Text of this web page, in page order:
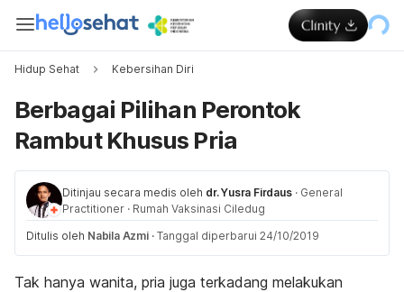
Hidup Sehat Kebersihan Diri
Berbagai Pilihan Perontok
Rambut Khusus Pria
Ditinjau secara medis oleh dr. Yusra Firdaus · General
Practitioner · Rumah Vaksinasi Ciledug
Ditulis oleh Nabila Azmi · Tanggal diperbarui 24/10/2019
Tak hanya wanita, pria juga terkadang melakukan